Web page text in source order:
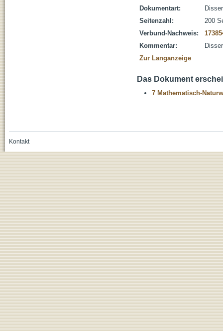
Dokumentart:
Seitenzahl:
200
Verbund-Nachweis:
Kommentar:
Zur Langanzeige
Das Dokument
7 Mathematisch-
Kontakt